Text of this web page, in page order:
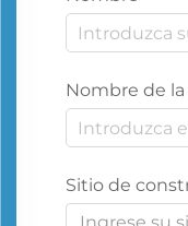
Nombre de
Sitio de